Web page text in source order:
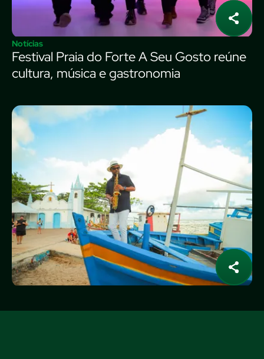
Notícias
Festival Praia do Forte A Seu Gosto reúne
cultura, música e gastronomia